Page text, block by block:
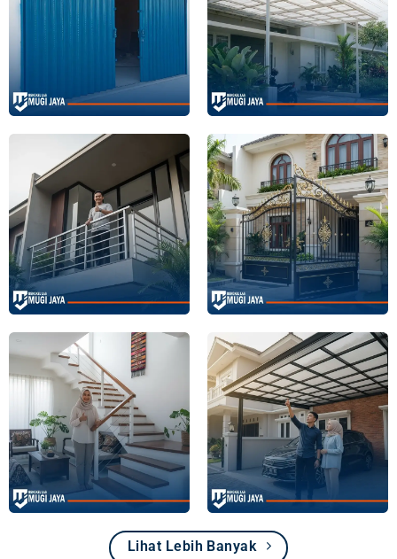
Lihat Lebih Banyak